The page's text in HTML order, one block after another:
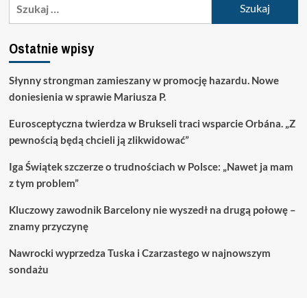
Ostatnie wpisy
Słynny strongman zamieszany w promocję hazardu. Nowe
doniesienia w sprawie Mariusza P.
Eurosceptyczna twierdza w Brukseli traci wsparcie Orbána. „Z
pewnością będą chcieli ją zlikwidować”
Iga Świątek szczerze o trudnościach w Polsce: „Nawet ja mam
z tym problem”
Kluczowy zawodnik Barcelony nie wyszedł na drugą połowę –
znamy przyczynę
Nawrocki wyprzedza Tuska i Czarzastego w najnowszym
sondażu